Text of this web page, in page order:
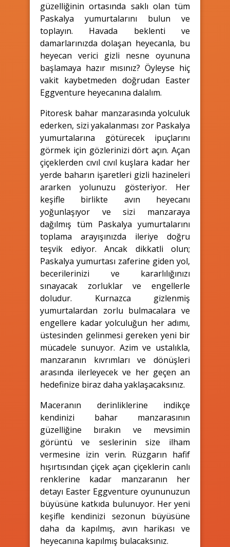
güzelliğinin ortasında saklı olan tüm
Paskalya yumurtalarını bulun ve
toplayın. Havada beklenti ve
damarlarınızda dolaşan heyecanla, bu
heyecan verici gizli nesne oyununa
başlamaya hazır mısınız? Öyleyse hiç
vakit kaybetmeden doğrudan Easter
Eggventure heyecanına dalalım.
Pitoresk bahar manzarasında yolculuk
ederken, sizi yakalanması zor Paskalya
yumurtalarına götürecek ipuçlarını
görmek için gözlerinizi dört açın. Açan
çiçeklerden cıvıl cıvıl kuşlara kadar her
yerde baharın işaretleri gizli hazineleri
ararken yolunuzu gösteriyor. Her
keşifle birlikte avın heyecanı
yoğunlaşıyor ve sizi manzaraya
dağılmış tüm Paskalya yumurtalarını
toplama arayışınızda ileriye doğru
teşvik ediyor. Ancak dikkatli olun;
Paskalya yumurtası zaferine giden yol,
becerilerinizi ve kararlılığınızı
sınayacak zorluklar ve engellerle
doludur. Kurnazca gizlenmiş
yumurtalardan zorlu bulmacalara ve
engellere kadar yolculuğun her adımı,
üstesinden gelinmesi gereken yeni bir
mücadele sunuyor. Azim ve ustalıkla,
manzaranın kıvrımları ve dönüşleri
arasında ilerleyecek ve her geçen an
hedefinize biraz daha yaklaşacaksınız.
Maceranın derinliklerine indikçe
kendinizi bahar manzarasının
güzelliğine bırakın ve mevsimin
görüntü ve seslerinin size ilham
vermesine izin verin. Rüzgarın hafif
hışırtısından çiçek açan çiçeklerin canlı
renklerine kadar manzaranın her
detayı Easter Eggventure oyununuzun
büyüsüne katkıda bulunuyor. Her yeni
keşifle kendinizi sezonun büyüsüne
daha da kapılmış, avın harikası ve
heyecanına kapılmış bulacaksınız.